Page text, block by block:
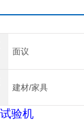
面议
建材/家具
验机